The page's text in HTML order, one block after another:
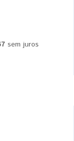
sem juros